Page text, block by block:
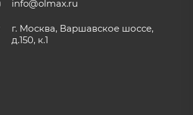
info@olmax.ru
г. Москва, Варшавское шоссе,
д.150, к.1